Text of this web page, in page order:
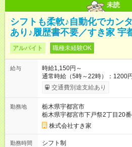
未読
シフトも柔軟♪自動化でカン
あり♪履歴書不要／すき家 宇
アルバイト 職種未経験OK
給与
時給1,150円～
通常時給（5時～22時）：1200
1500円 高校生時給：1150円 【特別手当】早朝手当（5：00-9：
00）時給+150円 【試用期間】試用期間あり 試用期間の長さ：1
30日（※条件変更なし）ですが
ただきます。 研修制度あり：15
交通費別途支給あり
勤務地
栃木県宇都宮市
栃木県宇都宮市下戸祭2丁目20
株式会社すき家
勤務時間
シフト制